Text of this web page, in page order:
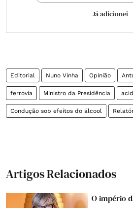
Já adicionei
Editorial Nuno Vinha Opinião
ferrovia Ministro da Presidência
Condução sob efeitos do álcool
Artigos Relacionados
O império